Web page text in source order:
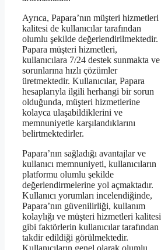
Ayrıca, Papara’nın müşteri hizmetleri
kalitesi de kullanıcılar tarafından
olumlu şekilde değerlendirilmektedir.
Papara müşteri hizmetleri,
kullanıcılara 7/24 destek sunmakta ve
sorunlarına hızlı çözümler
üretmektedir. Kullanıcılar, Papara
hesaplarıyla ilgili herhangi bir sorun
olduğunda, müşteri hizmetlerine
kolayca ulaşabildiklerini ve
memnuniyetle karşılandıklarını
belirtmektedirler.
Papara’nın sağladığı avantajlar ve
kullanıcı memnuniyeti, kullanıcıların
platformu olumlu şekilde
değerlendirmelerine yol açmaktadır.
Kullanıcı yorumları incelendiğinde,
Papara’nın güvenilirliği, kullanım
kolaylığı ve müşteri hizmetleri kalitesi
gibi faktörlerin kullanıcılar tarafından
takdir edildiği görülmektedir.
Kullanıcıların genel olarak olumlu